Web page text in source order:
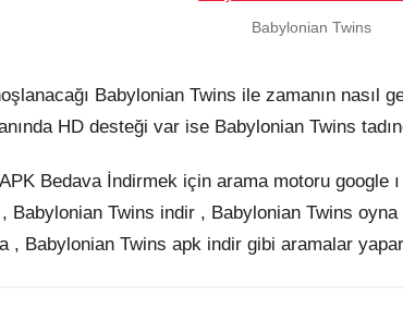
Babylonian Twins
Babylonian Twins ile zamanın nasıl
HD desteği var ise Babylonian Twins
Bedava İndirmek için arama motoru google
Babylonian Twins indir , Babylonian Twins
, Babylonian Twins apk indir gibi aramalar